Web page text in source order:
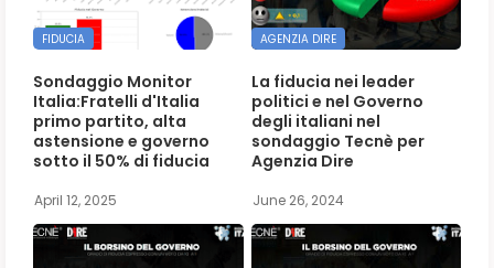
FIDUCIA
Sondaggio Monitor
Italia:Fratelli d'Italia
primo partito, alta
astensione e governo
sotto il 50% di fiducia
April 12, 2025
AGENZIA DIRE
La fiducia nei leader
politici e nel Governo
degli italiani nel
sondaggio Tecnè per
Agenzia Dire
June 26, 2024